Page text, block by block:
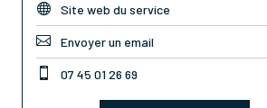
 Site web du service
 Envoyer un email
 07 45 01 26 69